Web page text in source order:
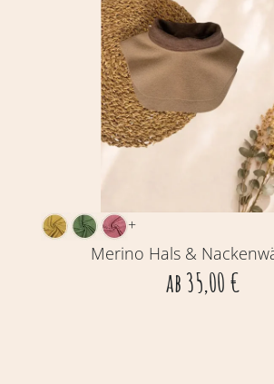
+
Merino Hals &
ab35,00€